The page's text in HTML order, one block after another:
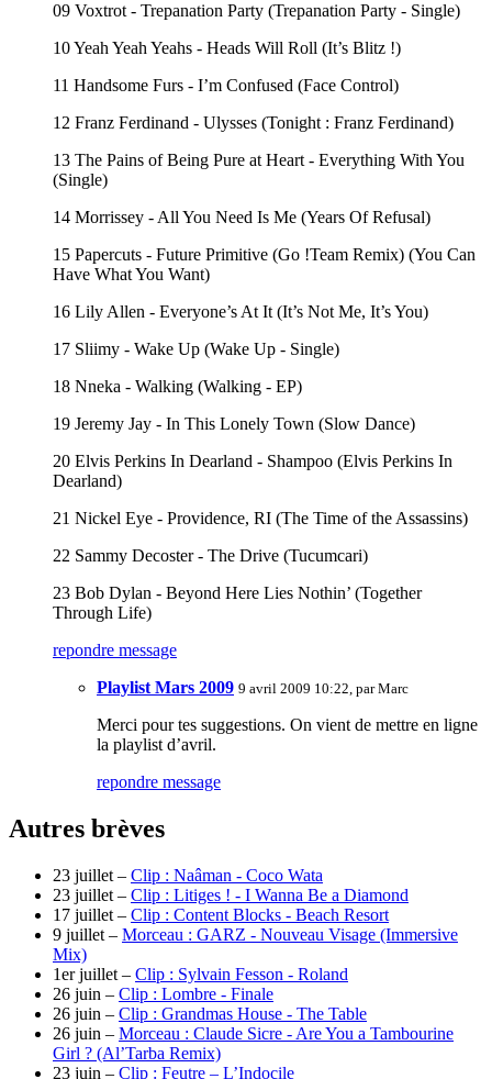
09 Voxtrot - Trepanation Party (Trepanation Party - Single)
10 Yeah Yeah Yeahs - Heads Will Roll (It’s Blitz !)
11 Handsome Furs - I’m Confused (Face Control)
12 Franz Ferdinand - Ulysses (Tonight : Franz Ferdinand)
13 The Pains of Being Pure at Heart - Everything With You
(Single)
14 Morrissey - All You Need Is Me (Years Of Refusal)
15 Papercuts - Future Primitive (Go !Team Remix) (You Can
Have What You Want)
16 Lily Allen - Everyone’s At It (It’s Not Me, It’s You)
17 Sliimy - Wake Up (Wake Up - Single)
18 Nneka - Walking (Walking - EP)
19 Jeremy Jay - In This Lonely Town (Slow Dance)
20 Elvis Perkins In Dearland - Shampoo (Elvis Perkins In
Dearland)
21 Nickel Eye - Providence, RI (The Time of the Assassins)
22 Sammy Decoster - The Drive (Tucumcari)
23 Bob Dylan - Beyond Here Lies Nothin’ (Together
Through Life)
repondre message
Playlist Mars 2009 9 avril 2009 10:22, parMarc
Merci pour tes suggestions. On vient de mettre en ligne
la playlist d’avril.
repondre message
Autres brèves
23 juillet – Clip : Naâman - Coco Wata
23 juillet – Clip : Litiges ! - I Wanna Be a Diamond
17 juillet – Clip : Content Blocks - Beach Resort
9 juillet – Morceau : GARZ - Nouveau Visage (Immersive
Mix)
1er juillet – Clip : Sylvain Fesson - Roland
26 juin – Clip : Lombre - Finale
26 juin – Clip : Grandmas House - The Table
26 juin – Morceau : Claude Sicre - Are You a Tambourine
Girl ? (Al’Tarba Remix)
23 juin – Clip : Feutre – L’Indocile